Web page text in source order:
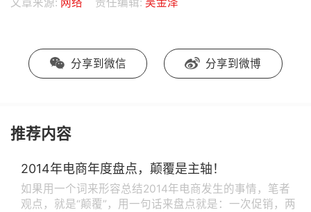
分享到微信 分享到微博
推荐内容
2014年电商年度盘点，颠覆是主轴！
如果用一个词来形容总结2014年电商发生的事情，笔者
观点，就是“颠覆”，用一句话来盘点就是：一次促销，两